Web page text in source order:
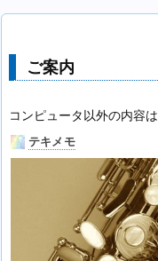
ご案内
コンピュータ以外の内容は